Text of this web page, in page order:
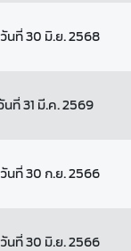
นที่ 30 มิ.ย. 2568
ที่ 31 มี.ค. 2569
นที่ 30 ก.ย. 2566
นที่ 30 มิ.ย. 2566